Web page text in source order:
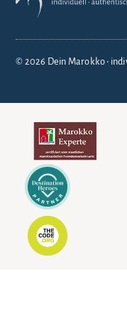
© 2026 Dein Marokko •